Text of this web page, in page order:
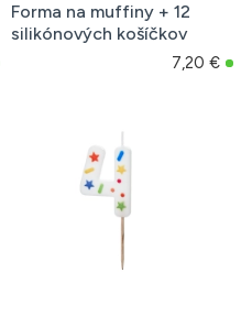
Forma na muffiny + 12
silikónových košíčkov
7,20 €